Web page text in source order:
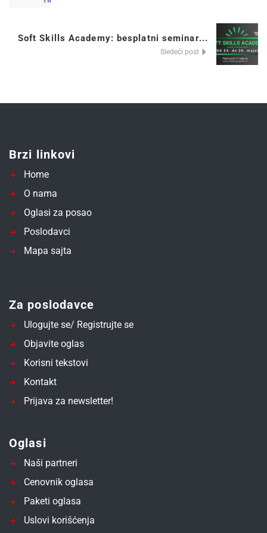
Soft Skills Academy: besplatni seminar...
Sledeći post
Brzi linkovi
Home
O nama
Oglasi za posao
Poslodavci
Mapa sajta
Za poslodavce
Ulogujte se/ Registrujte se
Objavite oglas
Korisni tekstovi
Kontakt
Prijava za newsletter!
Oglasi
Naši partneri
Cenovnik oglasa
Paketi oglasa
Uslovi korišćenja